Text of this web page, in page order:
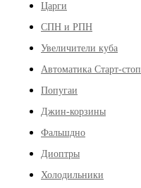
Царги
СПН и РПН
Увеличители куба
Автоматика Старт-стоп
Попугаи
Джин-корзины
Фальшдно
Диоптры
Холодильники